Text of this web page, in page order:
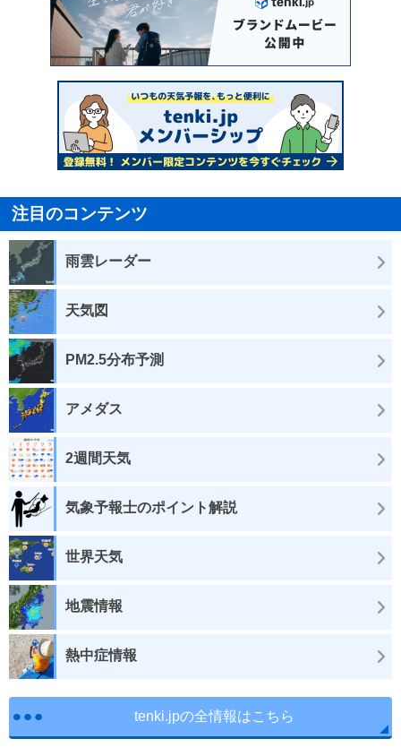
注目のコンテンツ
雨雲レーダー
天気図
PM2.5分布予測
アメダス
2週間天気
気象予報士のポイント解説
世界天気
地震情報
熱中症情報
tenki.jpの全情報はこちら